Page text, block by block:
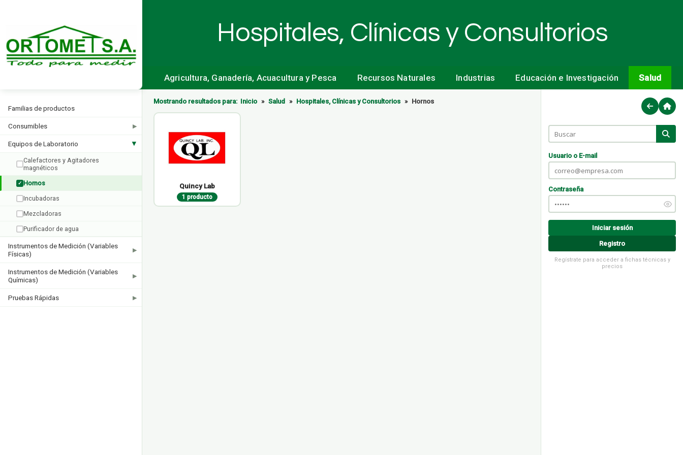
Hospitales, Clínicas y Consultorios
Agricultura, Ganadería, Acuacultura y Pesca Recursos Naturales Industrias Educación e Investigación Salud
Familias de productos
Consumibles ▶
Equipos de Laboratorio ▶
Calefactores y Agitadores
magnéticos
✓ Hornos
Incubadoras
Mezcladoras
Purificador de agua
Instrumentos de Medición (Variables
Físicas)
▶
Instrumentos de Medición (Variables
Químicas)
▶
Pruebas Rápidas ▶
Mostrando resultados para: Inicio » Salud » Hospitales, Clínicas y Consultorios » Hornos
Quincy Lab
1 producto
Usuario o E-mail
Contraseña
Iniciar sesión
Registro
Regístrate para acceder a fichas técnicas y
precios